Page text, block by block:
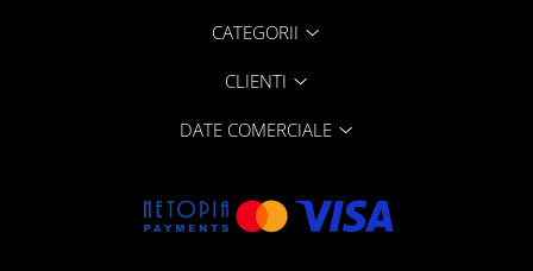
CATEGORII
CLIENTI
DATE COMERCIALE